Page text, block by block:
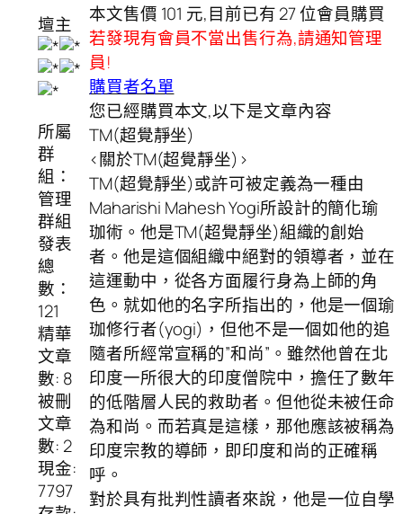
壇主
所屬
群
組：
管理
群組
發表
總
數：
121
精華
文章
數: 8
被刪
文章
數: 2
現金:
7797
本文售價 101 元,目前已有 27 位會員購買
若發現有會員不當出售行為,請通知管理
員!
購買者名單
您已經購買本文,以下是文章內容
TM(超覺靜坐)
<關於TM(超覺靜坐)>
TM(超覺靜坐)或許可被定義為一種由
Maharishi Mahesh Yogi所設計的簡化瑜
珈術。他是TM(超覺靜坐)組織的創始
者。他是這個組織中絕對的領導者，並在
這運動中，從各方面履行身為上師的角
色。就如他的名字所指出的，他是一個瑜
珈修行者(yogi)，但他不是一個如他的追
隨者所經常宣稱的”和尚”。雖然他曾在北
印度一所很大的印度僧院中，擔任了數年
的低階層人民的救助者。但他從未被任命
為和尚。而若真是這樣，那他應該被稱為
印度宗教的導師，即印度和尚的正確稱
呼。
對於具有批判性讀者來說，他是一位自學